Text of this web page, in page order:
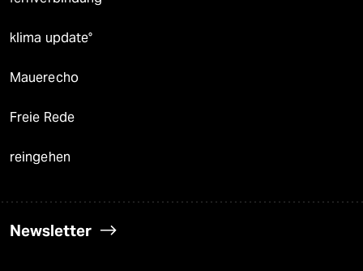
klima update°
Mauerecho
Freie Rede
reingehen
Newsletter